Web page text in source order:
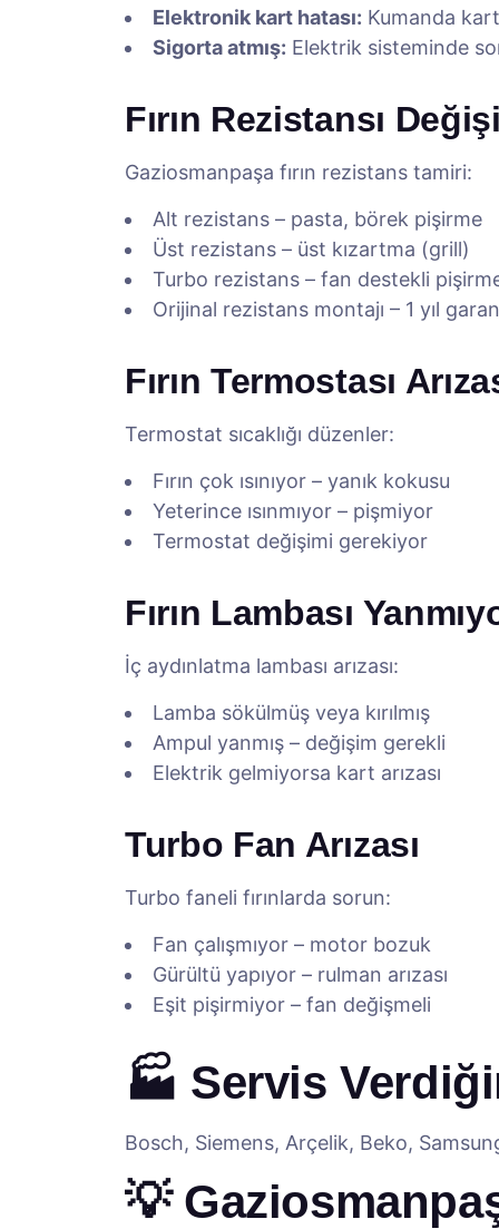
Elektronik kart hatası: Kumanda
Sigorta atmış: Elektrik sisteminde
Fırın Rezistansı
Gaziosmanpaşa fırın rezistans tamiri:
Alt rezistans – pasta, börek pişirme
Üst rezistans – üst kızartma (grill)
Turbo rezistans – fan destekli
Orijinal rezistans montajı – 1 yıl
Fırın Termostası
Termostat sıcaklığı düzenler:
Fırın çok ısınıyor – yanık kokusu
Yeterince ısınmıyor – pişmiyor
Termostat değişimi gerekiyor
Fırın Lambası
İç aydınlatma lambası arızası:
Lamba sökülmüş veya kırılmış
Ampul yanmış – değişim gerekli
Elektrik gelmiyorsa kart arızası
Turbo Fan Arızası
Turbo faneli fırınlarda sorun:
Fan çalışmıyor – motor bozuk
Gürültü yapıyor – rulman arızası
Eşit pişirmiyor – fan değişmeli
🏭 Servis
Bosch, Siemens, Arçelik, Beko,
💡